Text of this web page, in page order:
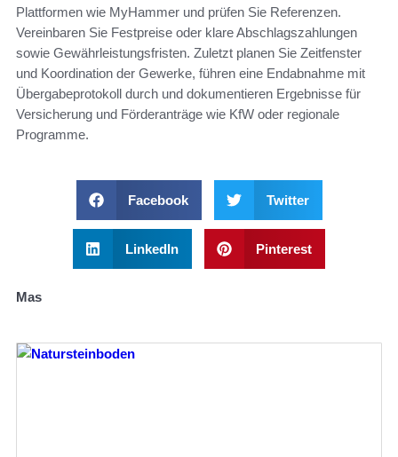
Plattformen wie MyHammer und prüfen Sie Referenzen.
Vereinbaren Sie Festpreise oder klare Abschlagszahlungen
sowie Gewährleistungsfristen. Zuletzt planen Sie Zeitfenster
und Koordination der Gewerke, führen eine Endabnahme mit
Übergabeprotokoll durch und dokumentieren Ergebnisse für
Versicherung und Förderanträge wie KfW oder regionale
Programme.
Facebook Twitter
LinkedIn Pinterest
Mas